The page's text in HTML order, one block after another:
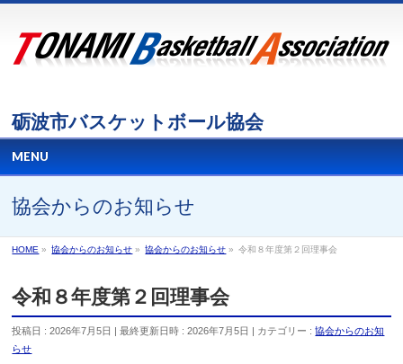
砺波市バスケットボール協会
MENU
協会からのお知らせ
HOME » 協会からのお知らせ » 協会からのお知らせ » 令和８年度第２回理事会
令和８年度第２回理事会
投稿日 : 2026年7月5日 最終更新日時 : 2026年7月5日 カテゴリー :協会からのお知
らせ